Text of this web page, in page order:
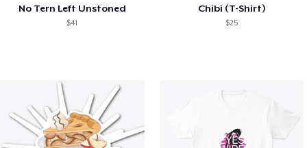
No Tern Left Unstoned
$41
Chibi (T-Shirt)
$25